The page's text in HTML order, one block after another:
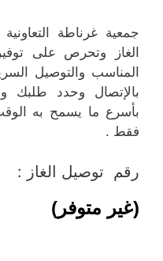
جمعية غرناطة
الغاز وتحرص على
المناسب والتوصيل
بالإتصال وحدد طلبك
بأسرع ما يسمح به
فقط .
رقم توصيل الغاز :
(غير متوفر)